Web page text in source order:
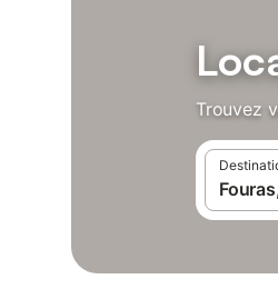
Trouvez